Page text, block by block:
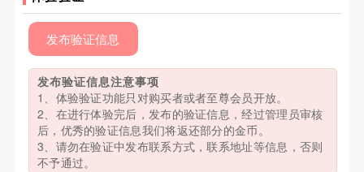
发布验证信息
发布验证信息注意事项
1、体验验证功能只对购买者或者至尊会员开放。
2、在进行体验完后，发布的验证信息，经过管理员审核
后，优秀的验证信息我们将返还部分的金币。
3、请勿在验证中发布联系方式，联系地址等信息，否则
不予通过。